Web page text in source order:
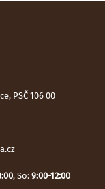
PSČ 106 00
, So: 9:00-12:00